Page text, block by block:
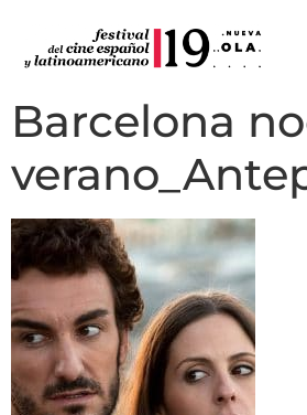
Barcelona